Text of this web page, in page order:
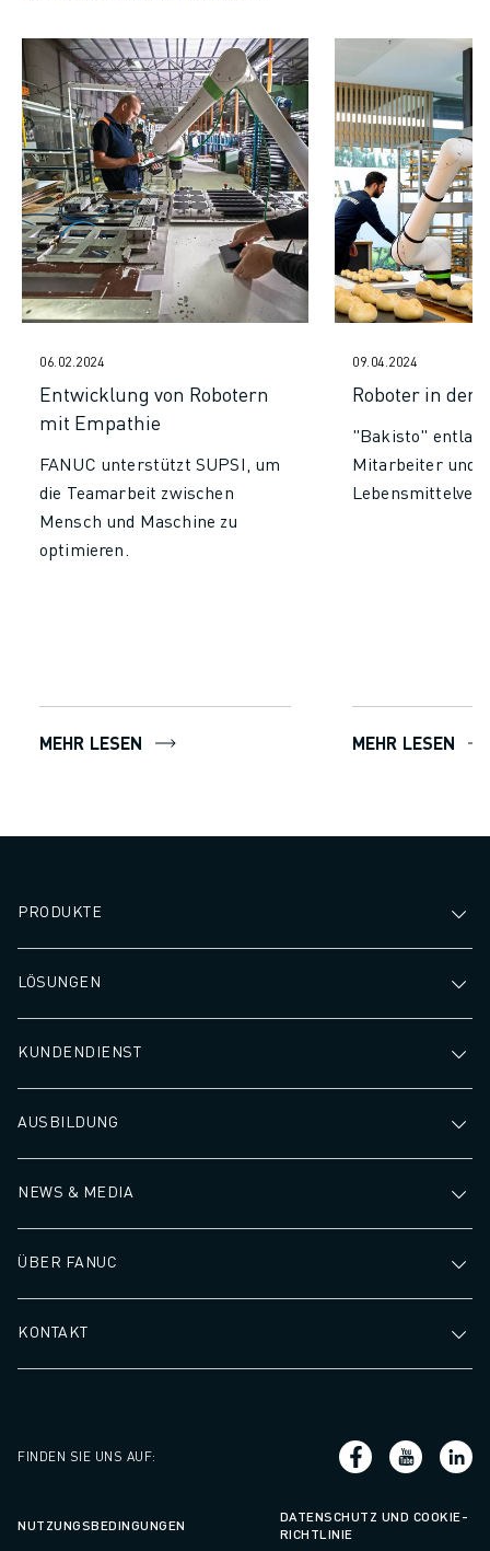
06.02.2024
Entwicklung von Robotern
mit Empathie
FANUC unterstützt SUPSI, um
die Teamarbeit zwischen
Mensch und Maschine zu
optimieren.
MEHR LESEN
09.04.2024
Roboter in der
"Bakisto"
Mitarbeiter und
MEHR LESEN
PRODUKTE
LÖSUNGEN
KUNDENDIENST
AUSBILDUNG
NEWS & MEDIA
ÜBER FANUC
KONTAKT
FINDEN SIE UNS AUF:
NUTZUNGSBEDINGUNGEN
DATENSCHUTZ UND COOKIE-
RICHTLINIE